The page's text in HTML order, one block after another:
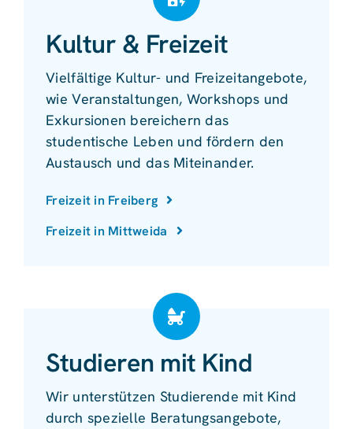
Kultur & Freizeit
Vielfältige Kultur- und Freizeitangebote,
wie Veranstaltungen, Workshops und
Exkursionen bereichern das
studentische Leben und fördern den
Austausch und das Miteinander.
Freizeit in Freiberg
Freizeit in Mittweida
Studieren mit Kind
Wir unterstützen Studierende mit Kind
durch spezielle Beratungsangebote,